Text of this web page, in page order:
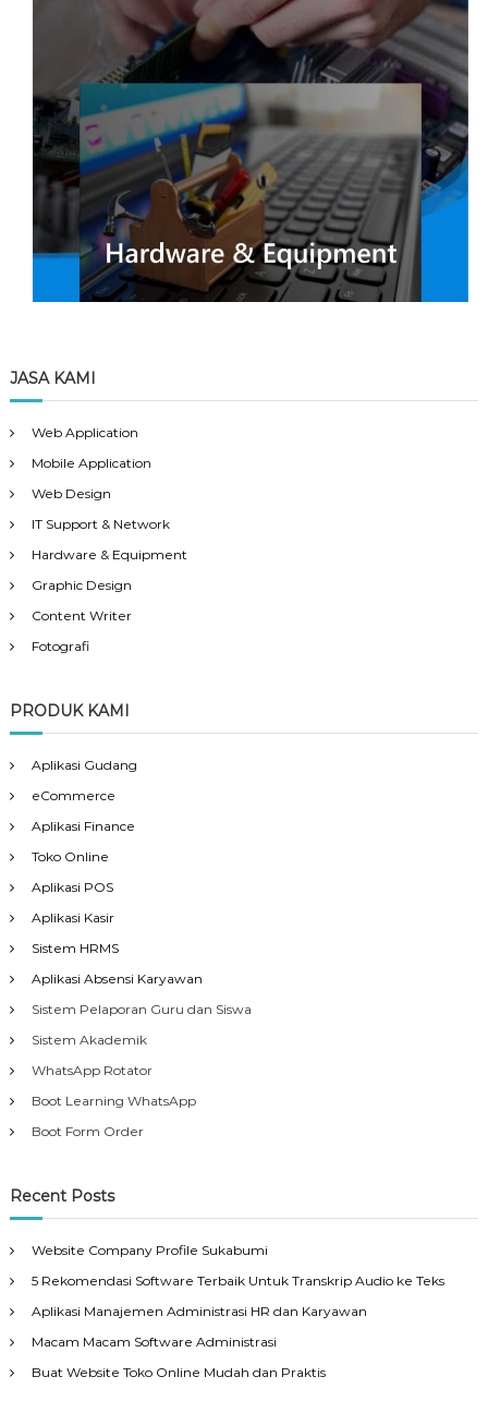
JASA KAMI
Web Application
Mobile Application
Web Design
IT Support & Network
Hardware & Equipment
Graphic Design
Content Writer
Fotografi
PRODUK KAMI
Aplikasi Gudang
eCommerce
Aplikasi Finance
Toko Online
Aplikasi POS
Aplikasi Kasir
Sistem HRMS
Aplikasi Absensi Karyawan
Sistem Pelaporan Guru dan Siswa
Sistem Akademik
WhatsApp Rotator
Boot Learning WhatsApp
Boot Form Order
Recent Posts
Website Company Profile Sukabumi
5 Rekomendasi Software Terbaik Untuk Transkrip Audio ke Teks
Aplikasi Manajemen Administrasi HR dan Karyawan
Macam Macam Software Administrasi
Buat Website Toko Online Mudah dan Praktis